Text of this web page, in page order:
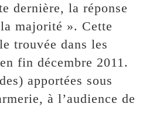
dernière, la réponse
la majorité ». Cette
trouvée dans les
fin décembre 2011.
apportées sous
à l’audience de